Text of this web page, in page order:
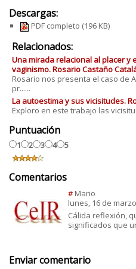
Descargas:
PDF completo (196 KB)
Relacionados:
Una mirada relacional al placer y
vaginismo. Rosario Castaño
Rosario nos presenta el caso de
pr......
La autoestima y sus vicisitudes.
Exploro en este trabajo las
Puntuación
1 2 3 4 5
Comentarios
# Mario
lunes, 16 de
Cálida reflexión,
significados que
Enviar comentario